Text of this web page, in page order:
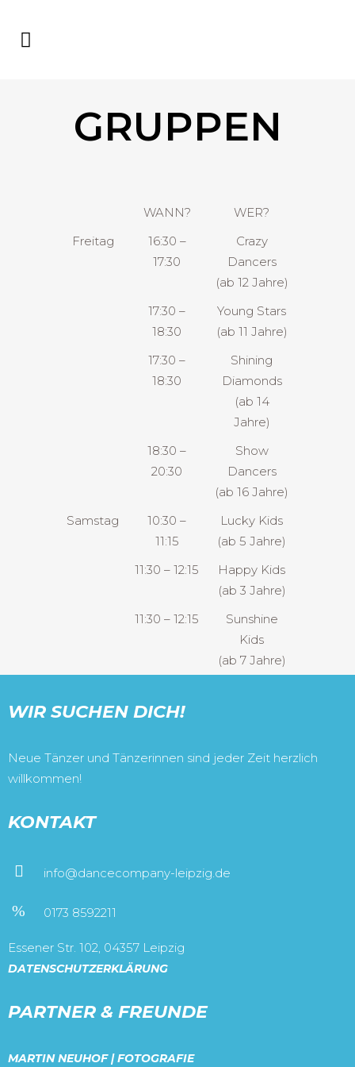
GRUPPEN
WANN?
WER?
Freitag
16:30 –
17:30
Crazy
Dancers
(ab 12 Jahre)
17:30 –
18:30
Young Stars
(ab 11 Jahre)
17:30 –
18:30
Shining
Diamonds
(ab 14
Jahre)
18:30 –
20:30
Show
Dancers
(ab 16 Jahre)
Samstag
10:30 –
11:15
Lucky Kids
(ab 5 Jahre)
11:30 – 12:15
Happy Kids
(ab 3 Jahre)
11:30 – 12:15
Sunshine
Kids
(ab 7 Jahre)
WIR SUCHEN DICH!
Neue Tänzer und Tänzerinnen sind jeder Zeit herzlich
willkommen!
KONTAKT
info@dancecompany-leipzig.de
0173 8592211
Essener Str. 102, 04357 Leipzig
DATENSCHUTZERKLÄRUNG
PARTNER & FREUNDE
MARTIN NEUHOF | FOTOGRAFIE